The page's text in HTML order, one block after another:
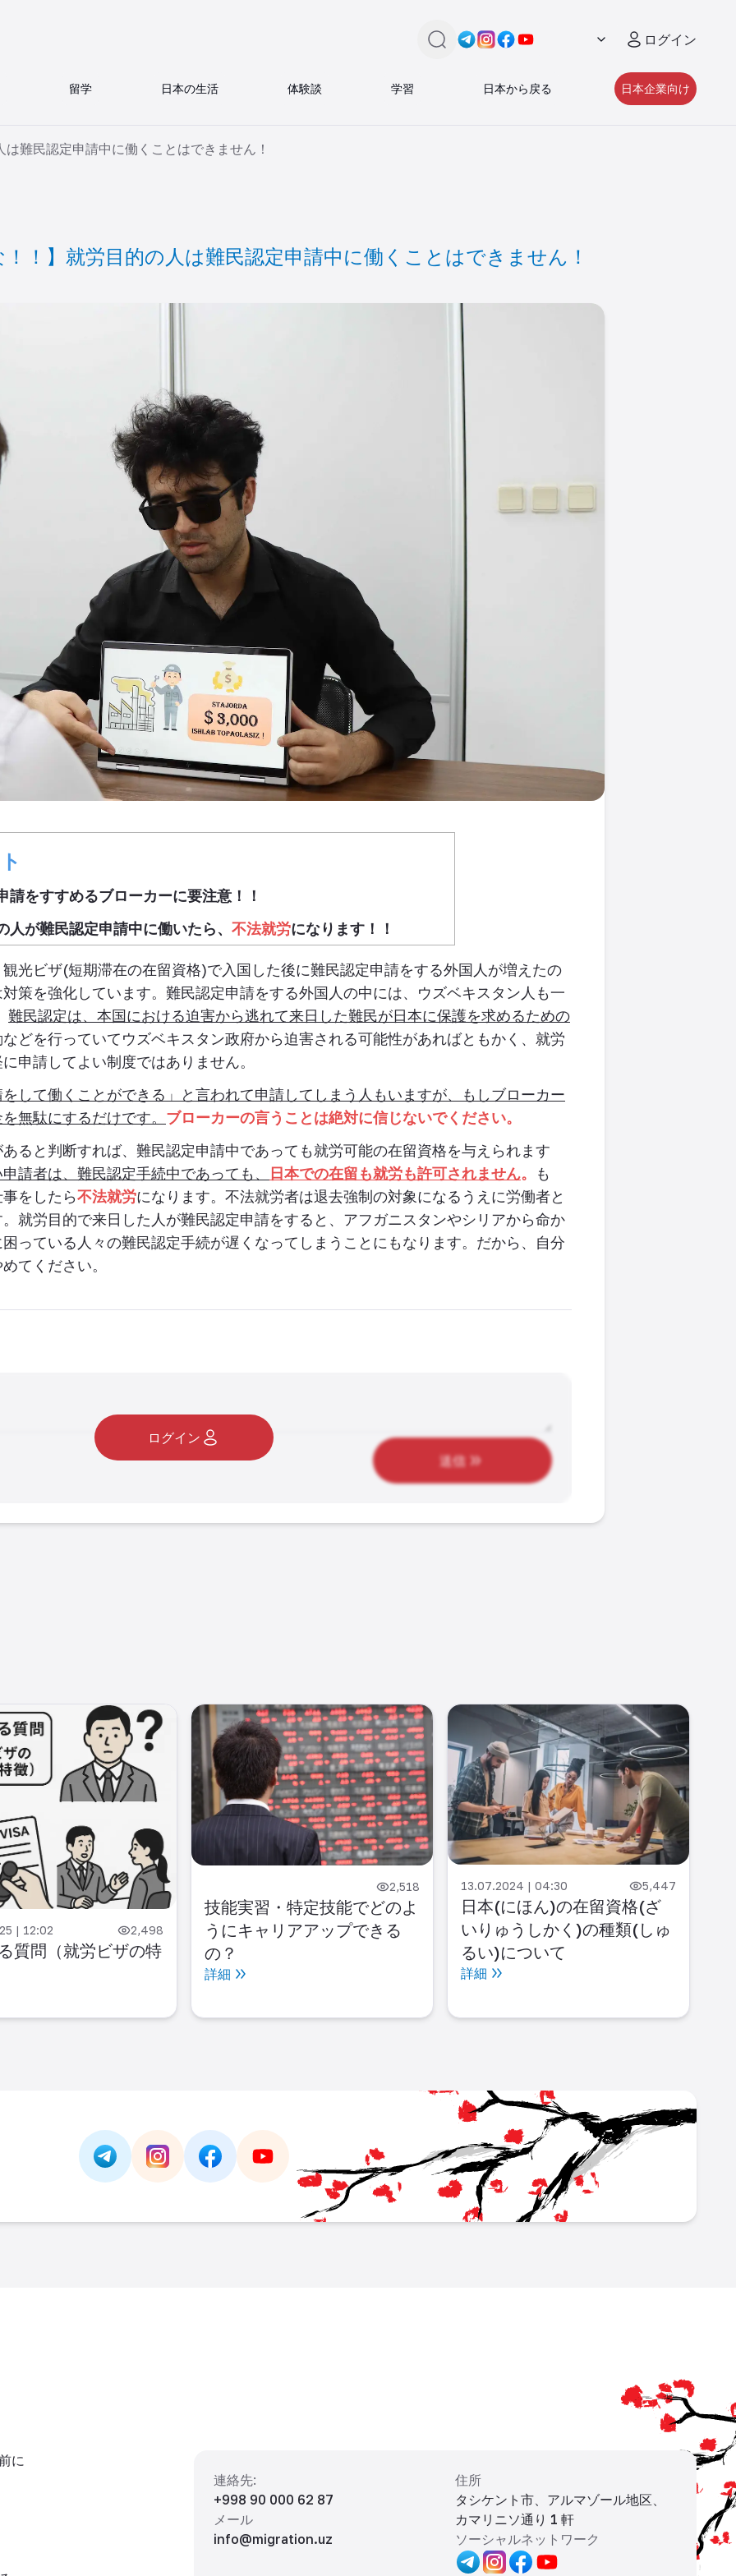
検索
ログイン
留学 日本の生活 体験談 学習 日本から戻る 日本企業向け
難民認定申請中に働くことはできません！
！】就労目的の人は難民認定申請中に働くことはできません！
ト
請をすすめるブローカーに要注意！！
人が難民認定申請中に働いたら、 不法就労になります！！
光ビザ(短期滞在の在留資格)で入国した後に難民認定申請をする外国人が増えたの
策を強化しています。難民認定申請をする外国人の中には、ウズベキスタン人も一
難民認定は、本国における迫害から逃れて来日した難民が日本に保護を求めるための
どを行っていてウズベキスタン政府から迫害される可能性があればともかく、就労
申請してよい制度ではありません。
して働くことができる」と言われて申請してしまう人もいますが、もしブローカー
無駄にするだけです。 ブローカーの言うことは絶対に信じないでください。
ると判断すれば、難民認定申請中であっても就労可能の在留資格を与えられます
請者は、難民認定手続中であっても、 日本での在留も就労も許可されません。
も
をしたら不法就労になります。不法就労者は退去強制の対象になるうえに労働者と
就労目的で来日した人が難民認定申請をすると、アフガニスタンやシリアから命か
っている人々の難民認定手続が遅くなってしまうことにもなります。だから、自分
てください。
送信
ログイン
| 12:02 2,498
質問（就労ビザの特
2,518
技能実習・特定技能でどのよ
うにキャリアアップできる
の？
詳細
13.07.2024 | 04:30 5,447
日本(にほん)の在留資格(ざ
いりゅうしかく)の種類(しゅ
るい)について
詳細
Link - https://t.me/JAPAN_CAREER_PORTAL
https://www.instagram.com/japan_career_portal/
Link - https://www.facebook.com/people/JAPAN-Career-Portal/61559298473178/
https://www.youtube.com/channel/UC6Ir7IOx7PpO83LthvphPVA
に
連絡先:
+998 90 000 62 87
メール
info@migration.uz
住所
タシケント市、アルマゾール地区、
カマリニソ通り 1 軒
ソーシャルネットワーク